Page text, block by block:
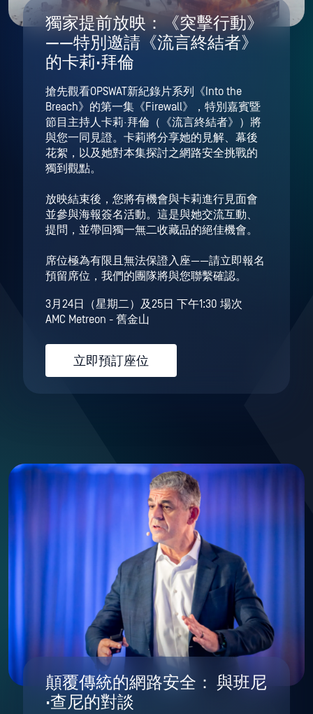
獨家提前放映：《突擊行動》
——特別邀請《流言終結者》
的卡莉·拜倫
搶先觀看OPSWAT新紀錄片系列《Into the
Breach》的第一集《Firewall》，特別嘉賓暨
節目主持人卡莉·拜倫（《流言終結者》）將
與您一同見證。卡莉將分享她的見解、幕後
花絮，以及她對本集探討之網路安全挑戰的
獨到觀點。
放映結束後，您將有機會與卡莉進行見面會
並參與海報簽名活動。這是與她交流互動、
提問，並帶回獨一無二收藏品的絕佳機會。
席位極為有限且無法保證入座——請立即報名
預留席位，我們的團隊將與您聯繫確認。
3月24日（星期二）及25日 下午1:30 場次
AMC Metreon - 舊金山
立即預訂座位
顛覆傳統的網路安全： 與班尼
·查尼的對談